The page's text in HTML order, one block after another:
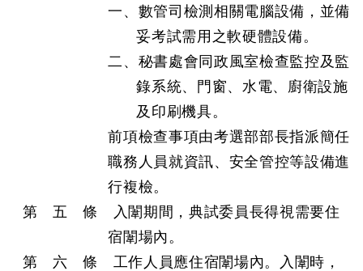
一、數管司檢測相關電腦設備，並備
妥考試需用之軟硬體設備。
二、秘書處會同政風室檢查監控及監
錄系統、門窗、水電、廚衛設施
及印刷機具。
前項檢查事項由考選部部長指派簡任
職務人員就資訊、安全管控等設備進
行複檢。
第 五 條 入闈期間，典試委員長得視需要住
宿闈場內。
第 六 條 工作人員應住宿闈場內。入闈時，